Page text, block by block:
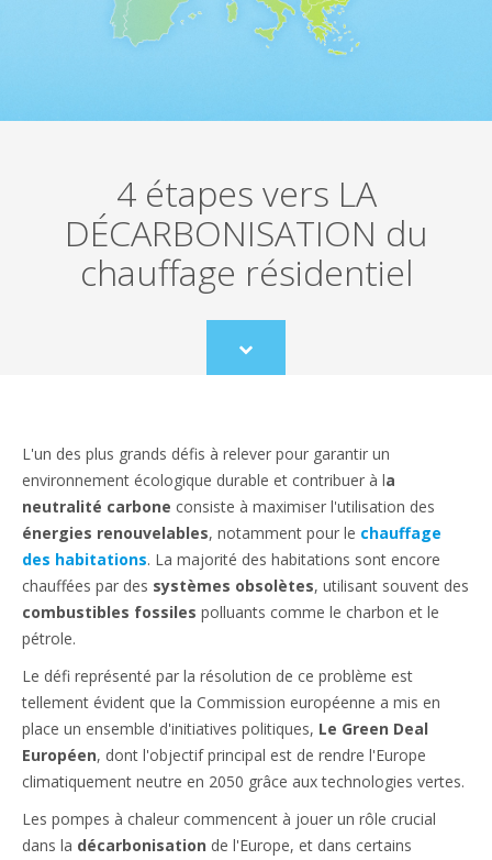
4 étapes vers LA
DÉCARBONISATION du
chauffage résidentiel
Scroll
to
L'un des plus grands défis à relever pour garantir un
environnement écologique durable et contribuer à la
neutralité carbone consiste à maximiser l'utilisation des
énergies renouvelables, notamment pour le chauffage
des habitations. La majorité des habitations sont encore
chauffées par des systèmes obsolètes, utilisant souvent des
combustibles fossiles polluants comme le charbon et le
pétrole.
Le défi représenté par la résolution de ce problème est
tellement évident que la Commission européenne a mis en
place un ensemble d'initiatives politiques, Le Green Deal
Européen, dont l'objectif principal est de rendre l'Europe
climatiquement neutre en 2050 grâce aux technologies vertes.
Les pompes à chaleur commencent à jouer un rôle crucial
dans la décarbonisation de l'Europe, et dans certains